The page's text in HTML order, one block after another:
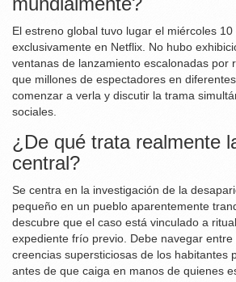
El estreno global tuvo lugar el miércoles
exclusivamente en Netflix. No hubo
ventanas de lanzamiento escalonadas por
que millones de espectadores en
comenzar a verla y discutir la trama
sociales.
¿De qué trata realmente
central?
Se centra en la investigación de la
pequeño en un pueblo aparentemente
descubre que el caso está vinculado a
expediente frío previo. Debe navegar
creencias supersticiosas de los habitantes
antes de que caiga en manos de quienes